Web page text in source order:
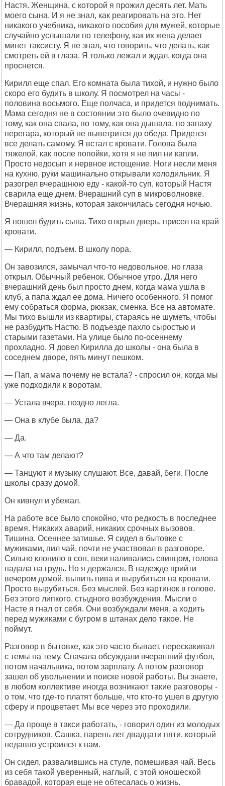
Настя. Женщина, с которой я прожил десять лет. Мать
моего сына. И я не знал, как реагировать на это. Нет
никакого учебника, никакого пособия для мужей, которые
случайно услышали по телефону, как их жена делает
минет таксисту. Я не знал, что говорить, что делать, как
смотреть ей в глаза. Я только лежал и ждал, когда она
проснется.
Кирилл еще спал. Его комната была тихой, и нужно было
скоро его будить в школу. Я посмотрел на часы -
половина восьмого. Еще полчаса, и придется поднимать.
Мама сегодня не в состоянии это было очевидно по
тому, как она спала, по тому, как она дышала, по запаху
перегара, который не выветрится до обеда. Придется
все делать самому. Я встал с кровати. Голова была
тяжелой, как после попойки, хотя я не пил ни капли.
Просто недосып и нервное истощение. Ноги несли меня
на кухню, руки машинально открывали холодильник. Я
разогрел вчерашнюю еду - какой-то суп, который Настя
сварила еще днем. Вчерашний суп в микроволновке.
Вчерашняя жизнь, которая закончилась сегодня ночью.
Я пошел будить сына. Тихо открыл дверь, присел на край
кровати.
— Кирилл, подъем. В школу пора.
Он завозился, замычал что-то недовольное, но глаза
открыл. Обычный ребенок. Обычное утро. Для него
вчерашний день был просто днем, когда мама ушла в
клуб, а папа ждал ее дома. Ничего особенного. Я помог
ему собраться форма, рюкзак, сменка. Все на автомате.
Мы тихо вышли из квартиры, стараясь не шуметь, чтобы
не разбудить Настю. В подъезде пахло сыростью и
старыми газетами. На улице было по-осеннему
прохладно. Я довел Кирилла до школы - она была в
соседнем дворе, пять минут пешком.
— Пап, а мама почему не встала? - спросил он, когда мы
уже подходили к воротам.
— Устала вчера, поздно легла.
— Она в клубе была, да?
— Да.
— А что там делают?
— Танцуют и музыку слушают. Все, давай, беги. После
школы сразу домой.
Он кивнул и убежал.
На работе все было спокойно, что редкость в последнее
время. Никаких аварий, никаких срочных вызовов.
Тишина. Осеннее затишье. Я сидел в бытовке с
мужиками, пил чай, почти не участвовал в разговоре.
Сильно клонило в сон, веки наливались свинцом, голова
падала на грудь. Но я держался. В надежде прийти
вечером домой, выпить пива и вырубиться на кровати.
Просто вырубиться. Без мыслей. Без картинок в голове.
Без этого липкого, стыдного возбуждения. Мысли о
Насте я гнал от себя. Они возбуждали меня, а ходить
перед мужиками с бугром в штанах дело такое. Не
поймут.
Разговор в бытовке, как это часто бывает, перескакивал
с темы на тему. Сначала обсуждали вчерашний футбол,
потом начальника, потом зарплату. А потом разговор
зашел об увольнении и поиске новой работы. Вы знаете,
в любом коллективе иногда возникают такие разговоры -
о том, что где-то платят больше, что кто-то ушел в другую
сферу и процветает. Мы все через это проходили.
— Да проще в такси работать, - говорил один из молодых
сотрудников, Сашка, парень лет двадцати пяти, который
недавно устроился к нам.
Он сидел, развалившись на стуле, помешивая чай. Весь
из себя такой уверенный, наглый, с этой юношеской
бравадой, которая еще не обтесалась о жизнь.